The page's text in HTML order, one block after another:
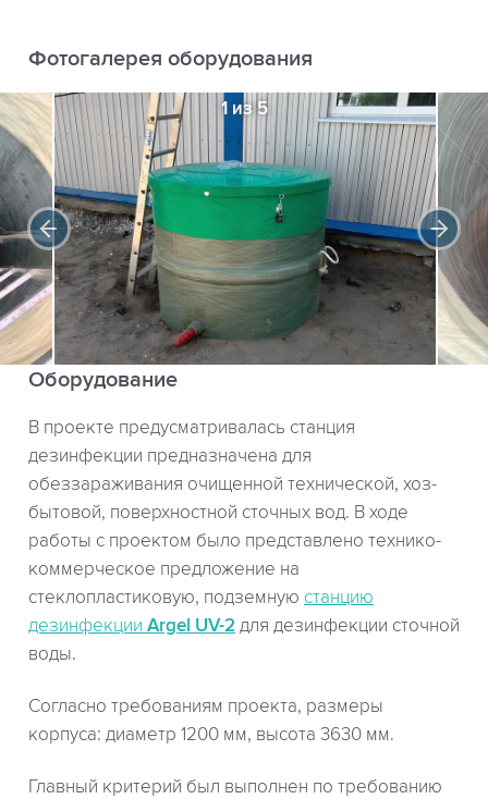
Фотогалерея оборудования
1 из 5
Оборудование
В проекте предусматривалась станция
дезинфекции предназначена для
обеззараживания очищенной технической, хоз-
бытовой, поверхностной сточных вод. В ходе
работы с проектом было представлено технико-
коммерческое предложение на
стеклопластиковую, подземную станцию
дезинфекции Argel UV-2 для дезинфекции сточной
воды.
Согласно требованиям проекта, размеры
корпуса: диаметр 1200 мм, высота 3630 мм.
Главный критерий был выполнен по требованию